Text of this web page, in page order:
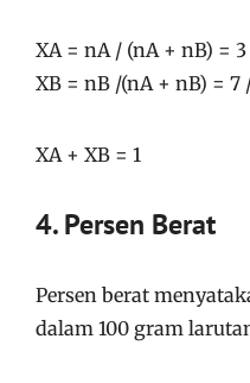
XA = nA / (nA + nB) =
XB = nB /(nA + nB) = 7
XA + XB = 1
4. Persen Berat
Persen berat
dalam 100 gram